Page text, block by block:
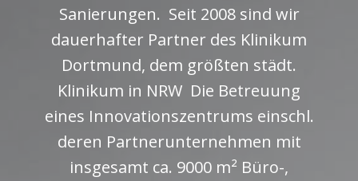
Sanierungen. Seit 2008 sind wir
dauerhafter Partner des Klinikum
Dortmund, dem größten städt.
Klinikum in NRW Die Betreuung
eines Innovationszentrums einschl.
deren Partnerunternehmen mit
insgesamt ca. 9000 m² Büro-,